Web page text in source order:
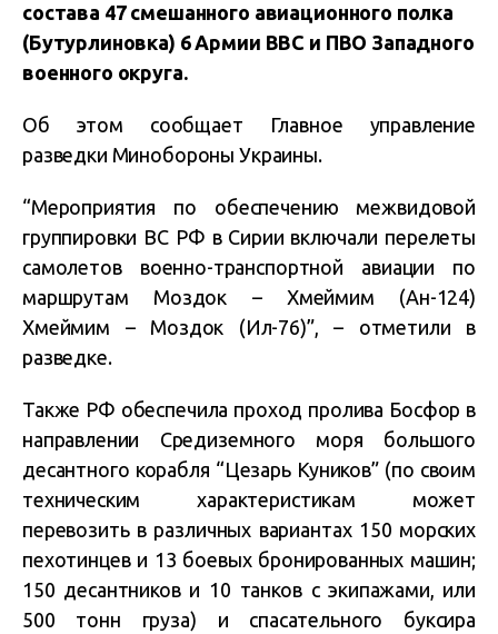
состава 47 смешанного авиационного полка
(Бутурлиновка) 6 Армии ВВС и ПВО Западного
военного округа.
Об этом сообщает Главное управление
разведки Минобороны Украины.
“Мероприятия по обеспечению межвидовой
группировки ВС РФ в Сирии включали перелеты
самолетов военно-транспортной авиации по
маршрутам Моздок – Хмеймим (Ан-124)
Хмеймим – Моздок (Ил-76)”, – отметили в
разведке.
Также РФ обеспечила проход пролива Босфор в
направлении Средиземного моря большого
десантного корабля “Цезарь Куников” (по своим
техническим характеристикам может
перевозить в различных вариантах 150 морских
пехотинцев и 13 боевых бронированных машин;
150 десантников и 10 танков с экипажами, или
500 тонн груза) и спасательного буксира